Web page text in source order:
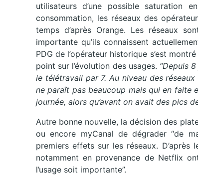
utilisateurs d’une possible saturation
consommation, les réseaux des
temps d’après Orange. Les réseaux
importante qu’ils connaissent
PDG de l’opérateur historique s’est
point sur l’évolution des usages. “Depuis
le télétravail par 7. Au niveau des
ne paraît pas beaucoup mais qui en faite
journée, alors qu’avant on avait des pics
Autre bonne nouvelle, la décision des
ou encore myCanal de dégrader “de
premiers effets sur les réseaux. D’après
notamment en provenance de Netflix
l’usage soit importante”.